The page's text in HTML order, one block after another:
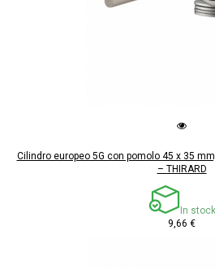
Cilindro europeo 5G con pomolo 45 x 35
– THIRARD
In stock
9,66 €